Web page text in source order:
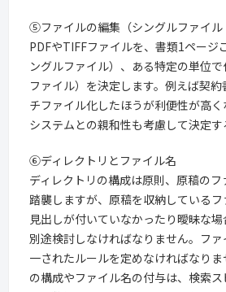
⑤ファイルの編集（シングルファイル
PDFやTIFFファイルを、書類1ページ
ングルファイル）、ある特定の単位
ファイル）を決定します。例えば契
チファイル化したほうが利便性が高
システムとの親和性も考慮して決定す
⑥ディレクトリとファイル名
ディレクトリの構成は原則、原稿の
踏襲しますが、原稿を収納している
見出しが付いていなかったり曖昧な場
別途検討しなければなりません。フ
一されたルールを定めなければなりま
の構成やファイル名の付与は、検索